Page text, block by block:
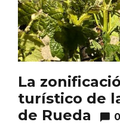
La
turístico de
de Rueda
0